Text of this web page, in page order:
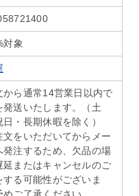
象
から通常14営業日以内で
発送いたします。（土
日・長期休暇を除く）
をいただいてからメー
発注するため、欠品の場
延またはキャンセルのご
する可能性がございま